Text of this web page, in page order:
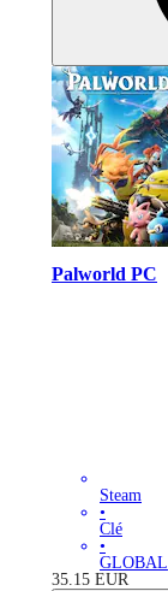
Palworld PC
Steam
•
Clé
•
GLOBAL
35.15 EUR